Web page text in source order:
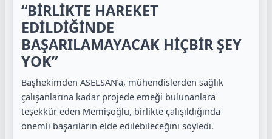
“BİRLİKTE HAREKET
EDİLDİĞİNDE
BAŞARILAMAYACAK HİÇBİR ŞEY
YOK”
Başhekimden ASELSAN’a, mühendislerden sağlık
çalışanlarına kadar projede emeği bulunanlara
teşekkür eden Memişoğlu, birlikte çalışıldığında
önemli başarıların elde edilebileceğini söyledi.